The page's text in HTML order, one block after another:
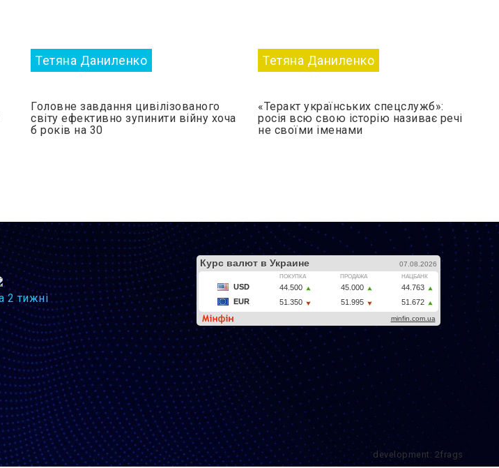
Тетяна Даниленко
Головне завдання цивілізованого
світу ефективно зупинити війну хоча
б років на 30
Тетяна Даниленко
«Теракт українських спецслужб»:
росія всю свою історію називає речі
не своїми іменами
development: 2frags